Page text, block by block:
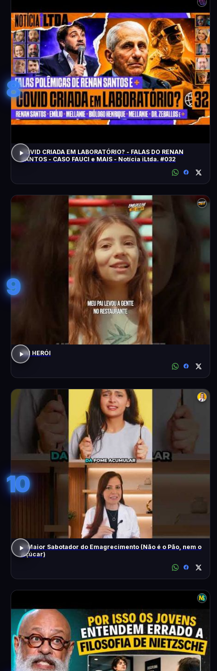
8
COVID CRIADA EM LABORATÓRIO? - FALAS DO RENAN
SANTOS - CASO FAUCI e MAIS - Notícia iLtda. #032
9
PAI HERÓI
10
O Maior Sabotador do Emagrecimento (Não é o Pão, nem o
Açúcar)